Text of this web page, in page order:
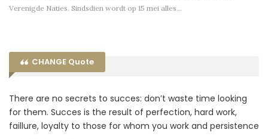
Verenigde Naties. Sindsdien wordt op 15 mei alles…
CHANGE Quote
There are no secrets to succes: don’t waste time looking
for them. Succes is the result of perfection, hard work,
faillure, loyalty to those for whom you work and persistence